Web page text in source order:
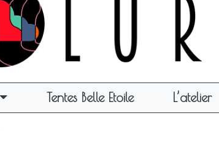
Tentes Belle Etoile L’atelier